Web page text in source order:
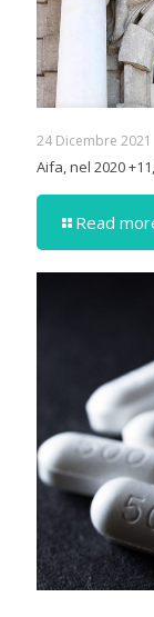
24 Dicembre 2021
Aifa, nel 2020
Read